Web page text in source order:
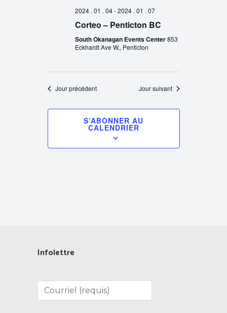
2024 . 01 . 04-2024 . 01 . 07
Corteo – Penticton BC
South Okanagan Events Center853
Eckhardt Ave W,, Penticton
Jour précédent Jour suivant
S’ABONNER AU
CALENDRIER
Infolettre